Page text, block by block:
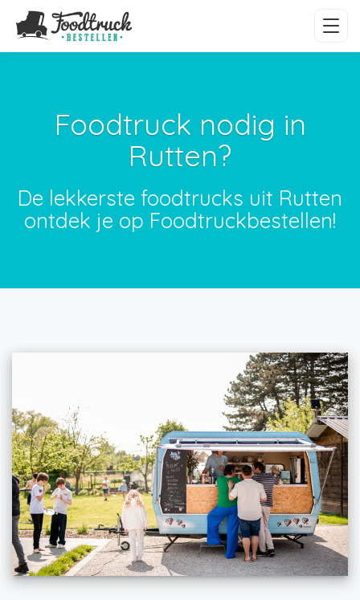
Foodtruck nodig in
Rutten?
De lekkerste foodtrucks uit Rutten
ontdek je op Foodtruckbestellen!